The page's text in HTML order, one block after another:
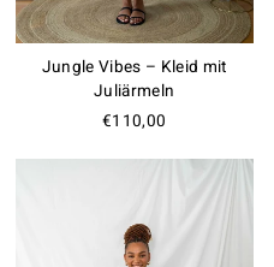
Jungle Vibes – Kleid mit
Juliärmeln
€110,00
Club